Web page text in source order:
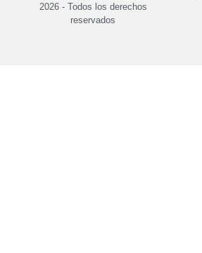
2026 - Todos los derechos
reservados